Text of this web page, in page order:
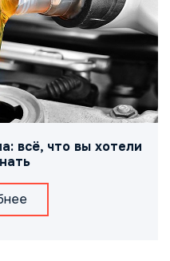
всё, что вы хотели